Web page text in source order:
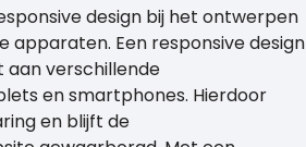
design bij het ontwerpen
apparaten. Een responsive design
verschillende
en smartphones. Hierdoor
en blijft de